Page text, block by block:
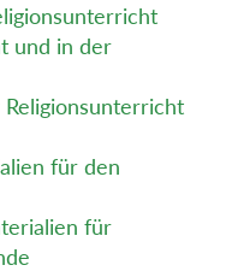
und in der
für den
für